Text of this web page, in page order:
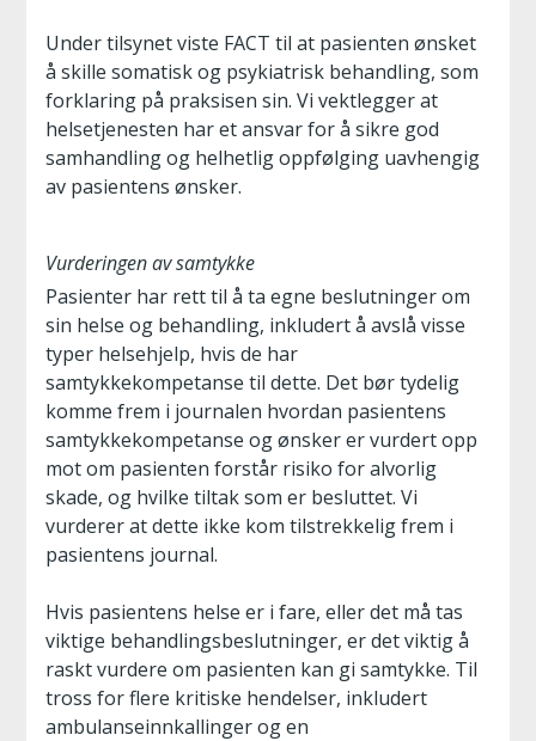
Under tilsynet viste FACT til at pasienten ønsket
å skille somatisk og psykiatrisk behandling, som
forklaring på praksisen sin. Vi vektlegger at
helsetjenesten har et ansvar for å sikre god
samhandling og helhetlig oppfølging uavhengig
av pasientens ønsker.
Vurderingen av samtykke
Pasienter har rett til å ta egne beslutninger om
sin helse og behandling, inkludert å avslå visse
typer helsehjelp, hvis de har
samtykkekompetanse til dette. Det bør tydelig
komme frem i journalen hvordan pasientens
samtykkekompetanse og ønsker er vurdert opp
mot om pasienten forstår risiko for alvorlig
skade, og hvilke tiltak som er besluttet. Vi
vurderer at dette ikke kom tilstrekkelig frem i
pasientens journal.
Hvis pasientens helse er i fare, eller det må tas
viktige behandlingsbeslutninger, er det viktig å
raskt vurdere om pasienten kan gi samtykke. Til
tross for flere kritiske hendelser, inkludert
ambulanseinnkallinger og en